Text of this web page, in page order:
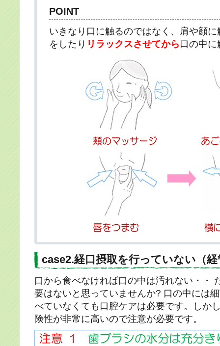
POINT
いきなり口に触るのではなく、肩や顔
をしたり リラックスさせてから口の中
case2.経口摂取を行っていない（
口から食べなければ口の中は汚れない・・
要はないと思っていませんか? 口の中には
べていなくても口腔ケアは必要です。しか
険性が非常に高いので注意が必要です。